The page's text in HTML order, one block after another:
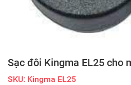
Sạc đôi Kingma EL25 cho
SKU: Kingma EL25